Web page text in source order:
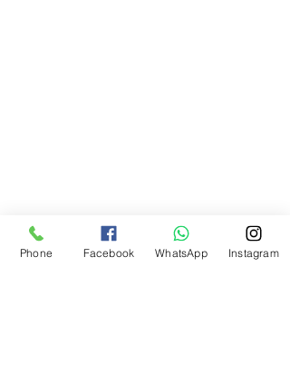
Phone Facebook WhatsApp Instagram